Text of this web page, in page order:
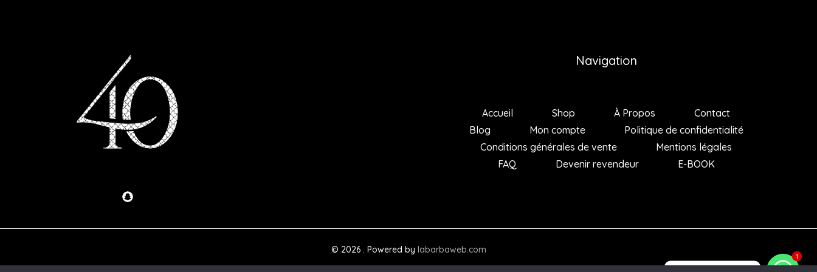
Navigation
Accueil Shop À Propos
Contact
Blog
Mon compte
Politique de confidentialité
Conditions générales de vente
Mentions légales
FAQ
Devenir revendeur E-BOOK
© 2026 . Powered by labarbaweb.com
11